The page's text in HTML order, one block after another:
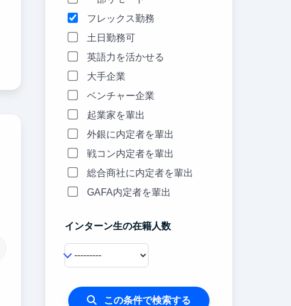
フレックス勤務
土日勤務可
英語力を活かせる
大手企業
ベンチャー企業
起業家を輩出
外銀に内定者を輩出
戦コン内定者を輩出
総合商社に内定者を輩出
GAFA内定者を輩出
インターン生の在籍人数
この条件で検索する